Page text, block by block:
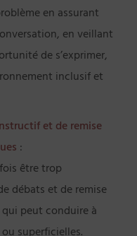
en assurant
en veillant
de s’exprimer,
inclusif et
et de remise
:
être trop
débats et de remise
peut conduire à